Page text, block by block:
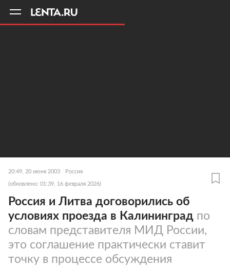
20:49, 20 июня 2003 Россия
(обновлено: 01:39, 16 февраля 2026)
Россия и Литва договорились об
условиях проезда в Калининград по
словам представителя МИД России,
это соглашение практически ставит
точку в процессе обсуждения